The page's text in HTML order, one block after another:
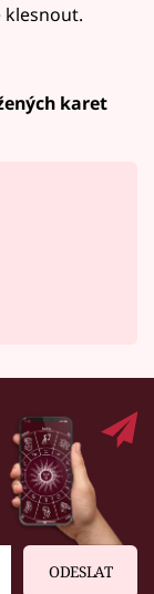
klesnout.
karet
ODESLAT